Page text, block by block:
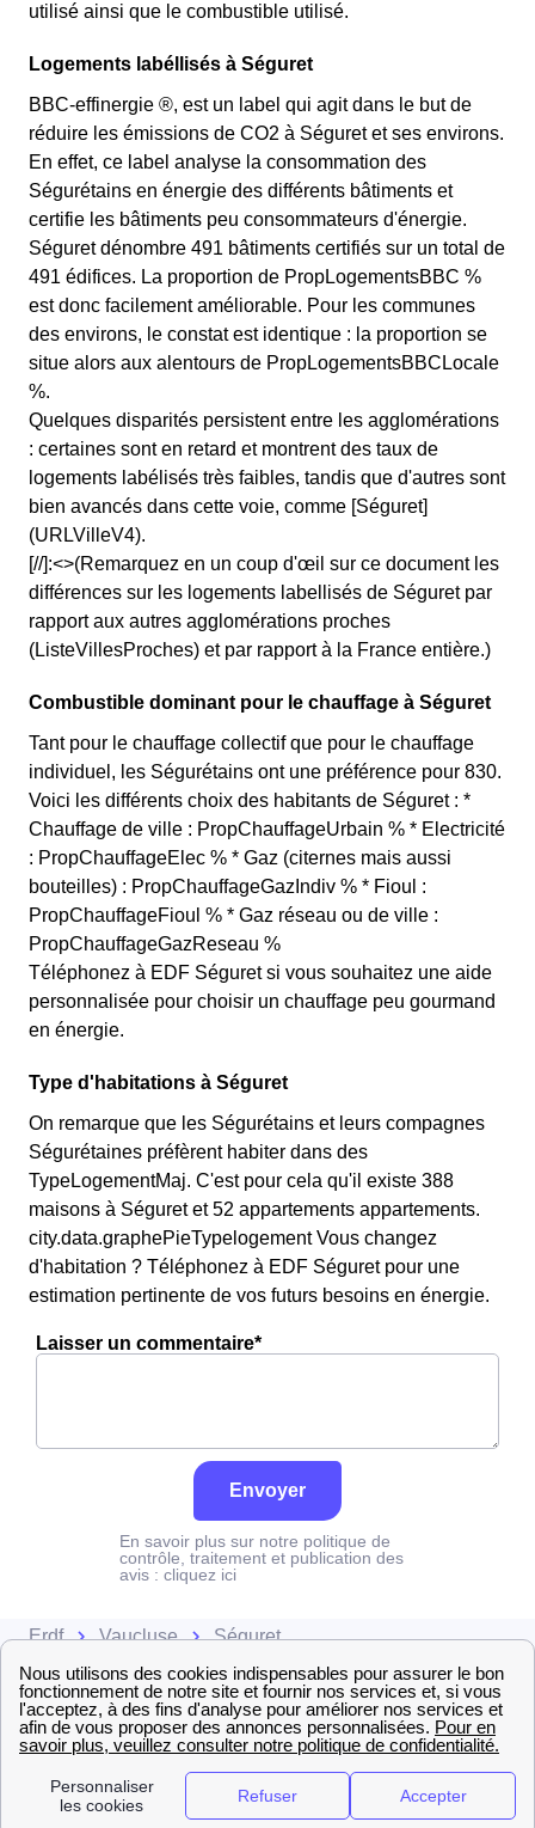
utilisé ainsi que le combustible utilisé.
Logements labéllisés à Séguret
BBC-effinergie ®, est un label qui agit dans le but de
réduire les émissions de CO2 à Séguret et ses environs.
En effet, ce label analyse la consommation des
Ségurétains en énergie des différents bâtiments et
certifie les bâtiments peu consommateurs d'énergie.
Séguret dénombre 491 bâtiments certifiés sur un total de
491 édifices. La proportion de PropLogementsBBC %
est donc facilement améliorable. Pour les communes
des environs, le constat est identique : la proportion se
situe alors aux alentours de PropLogementsBBCLocale
%.
Quelques disparités persistent entre les agglomérations
: certaines sont en retard et montrent des taux de
logements labélisés très faibles, tandis que d'autres sont
bien avancés dans cette voie, comme [Séguret]
(URLVilleV4).
[//]:<>(Remarquez en un coup d'œil sur ce document les
différences sur les logements labellisés de Séguret par
rapport aux autres agglomérations proches
(ListeVillesProches) et par rapport à la France entière.)
Combustible dominant pour le chauffage à Séguret
Tant pour le chauffage collectif que pour le chauffage
individuel, les Ségurétains ont une préférence pour 830.
Voici les différents choix des habitants de Séguret : *
Chauffage de ville : PropChauffageUrbain % * Electricité
: PropChauffageElec % * Gaz (citernes mais aussi
bouteilles) : PropChauffageGazIndiv % * Fioul :
PropChauffageFioul % * Gaz réseau ou de ville :
PropChauffageGazReseau %
Téléphonez à EDF Séguret si vous souhaitez une aide
personnalisée pour choisir un chauffage peu gourmand
en énergie.
Type d'habitations à Séguret
On remarque que les Ségurétains et leurs compagnes
Ségurétaines préfèrent habiter dans des
TypeLogementMaj. C'est pour cela qu'il existe 388
maisons à Séguret et 52 appartements appartements.
city.data.graphePieTypelogement Vous changez
d'habitation ? Téléphonez à EDF Séguret pour une
estimation pertinente de vos futurs besoins en énergie.
Laisser un commentaire*
Envoyer
En savoir plus sur notre politique de
contrôle, traitement et publication des
avis : cliquez ici
Erdf Vaucluse Séguret